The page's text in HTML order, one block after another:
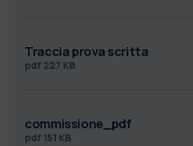
Traccia prova scritta
pdf 227 KB
commissione_pdf
pdf 151 KB